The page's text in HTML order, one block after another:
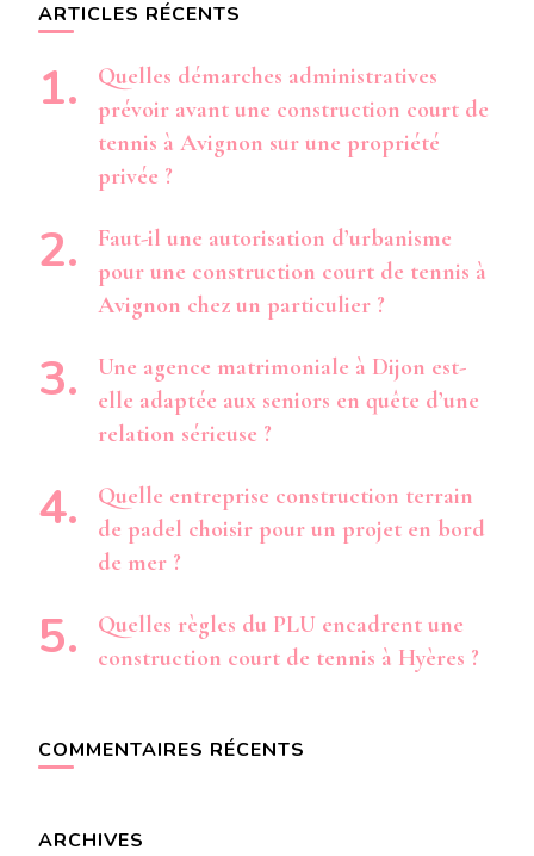
ARTICLES RÉCENTS
Quelles démarches administratives
prévoir avant une construction court de
tennis à Avignon sur une propriété
privée ?
Faut-il une autorisation d’urbanisme
pour une construction court de tennis à
Avignon chez un particulier ?
Une agence matrimoniale à Dijon est-
elle adaptée aux seniors en quête d’une
relation sérieuse ?
Quelle entreprise construction terrain
de padel choisir pour un projet en bord
de mer ?
Quelles règles du PLU encadrent une
construction court de tennis à Hyères ?
COMMENTAIRES RÉCENTS
ARCHIVES